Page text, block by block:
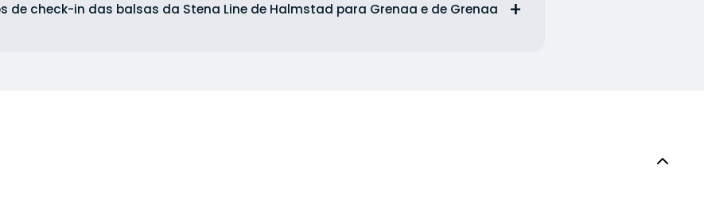
de check-in das balsas da Stena Line de Halmstad para Grenaa e de Grenaa